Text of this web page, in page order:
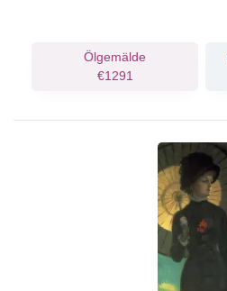
Ölgemälde
€1291